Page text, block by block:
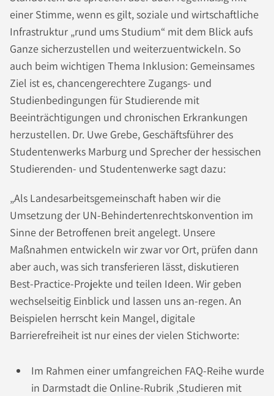
einer Stimme, wenn es gilt, soziale und wirtschaftliche
Infrastruktur „rund ums Studium“ mit dem Blick aufs
Ganze sicherzustellen und weiterzuentwickeln. So
auch beim wichtigen Thema Inklusion: Gemeinsames
Ziel ist es, chancengerechtere Zugangs- und
Studienbedingungen für Studierende mit
Beeinträchtigungen und chronischen Erkrankungen
herzustellen. Dr. Uwe Grebe, Geschäftsführer des
Studentenwerks Marburg und Sprecher der hessischen
Studierenden- und Studentenwerke sagt dazu:
„Als Landesarbeitsgemeinschaft haben wir die
Umsetzung der UN-Behindertenrechtskonvention im
Sinne der Betroffenen breit angelegt. Unsere
Maßnahmen entwickeln wir zwar vor Ort, prüfen dann
aber auch, was sich transferieren lässt, diskutieren
Best-Practice-Projekte und teilen Ideen. Wir geben
wechselseitig Einblick und lassen uns an-regen. An
Beispielen herrscht kein Mangel, digitale
Barrierefreiheit ist nur eines der vielen Stichworte:
Im Rahmen einer umfangreichen FAQ-Reihe wurde
in Darmstadt die Online-Rubrik ‚Studieren mit